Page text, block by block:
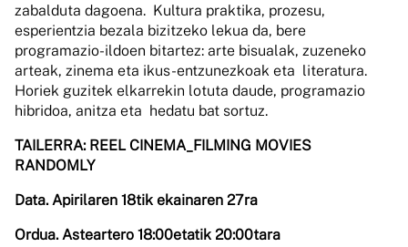
zabalduta dagoena. Kultura praktika, prozesu,
esperientzia bezala bizitzeko lekua da, bere
programazio-ildoen bitartez: arte bisualak, zuzeneko
arteak, zinema eta ikus-entzunezkoak eta literatura.
Horiek guzitek elkarrekin lotuta daude, programazio
hibridoa, anitza eta hedatu bat sortuz.
TAILERRA: REEL CINEMA_FILMING MOVIES
RANDOMLY
Data.Apirilaren 18tik ekainaren 27ra
Ordua.Asteartero 18:00etatik 20:00tara